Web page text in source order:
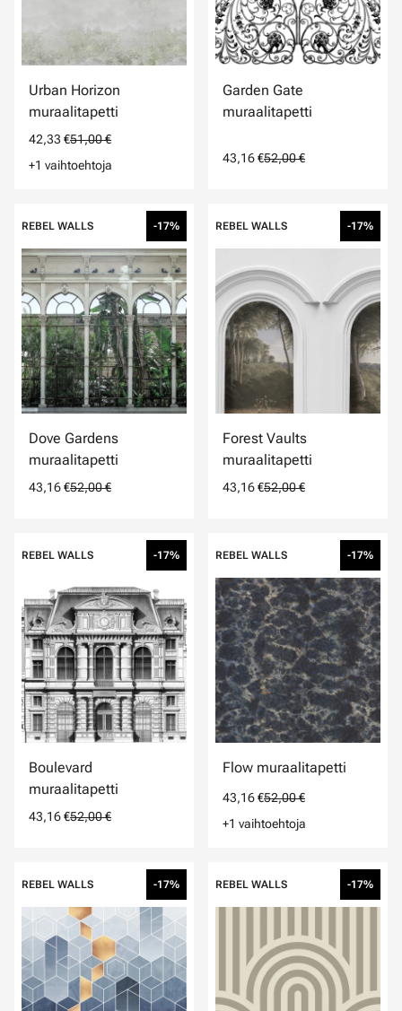
Urban Horizon
muraalitapetti
42,33 €51,00 €
+1 vaihtoehtoja
Garden Gate
muraalitapetti
43,16 €52,00 €
REBEL WALLS -17%
Dove Gardens
muraalitapetti
43,16 €52,00 €
REBEL WALLS -17%
Forest Vaults
muraalitapetti
43,16 €52,00 €
REBEL WALLS -17%
Boulevard
muraalitapetti
43,16 €52,00 €
REBEL WALLS -17%
Flow muraalitapetti
43,16 €52,00 €
+1 vaihtoehtoja
REBEL WALLS -17% REBEL WALLS -17%